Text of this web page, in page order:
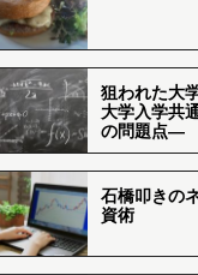
狙われた大
大学入学共
の問題点―
石橋叩きの
資術